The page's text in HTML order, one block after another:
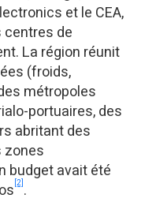
et le CEA,
centres de
La région réunit
(froids,
métropoles
portuaires, des
abritant des
zones
budget avait été
[2] .